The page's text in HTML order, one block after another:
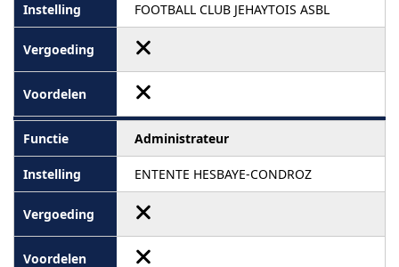
FOOTBALL CLUB JEHAYTOIS ASBL
Administrateur
ENTENTE HESBAYE-CONDROZ